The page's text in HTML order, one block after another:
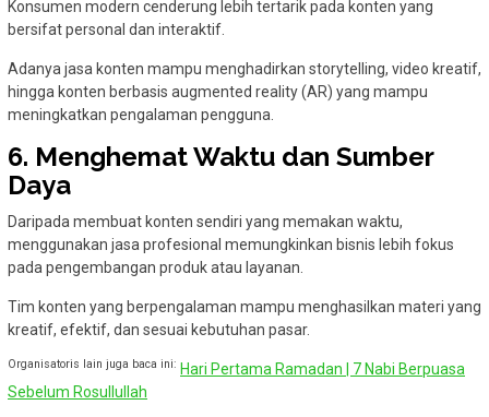
Konsumen modern cenderung lebih tertarik pada konten yang
bersifat personal dan interaktif.
Adanya jasa konten mampu menghadirkan storytelling, video kreatif,
hingga konten berbasis augmented reality (AR) yang mampu
meningkatkan pengalaman pengguna.
6. Menghemat Waktu dan Sumber
Daya
Daripada membuat konten sendiri yang memakan waktu,
menggunakan jasa profesional memungkinkan bisnis lebih fokus
pada pengembangan produk atau layanan.
Tim konten yang berpengalaman mampu menghasilkan materi yang
kreatif, efektif, dan sesuai kebutuhan pasar.
Organisatoris lain juga baca ini: Hari Pertama Ramadan | 7 Nabi Berpuasa
Sebelum Rosullullah